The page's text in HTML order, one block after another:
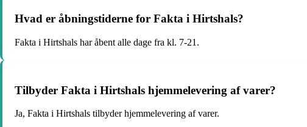
Hvad er åbningstiderne for Fakta i Hirtshals?
Fakta i Hirtshals har åbent alle dage fra kl. 7-21.
Tilbyder Fakta i Hirtshals hjemmelevering af varer?
Ja, Fakta i Hirtshals tilbyder hjemmelevering af varer.